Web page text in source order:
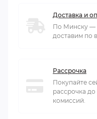
Доставка и
По Минску —
доставим по
Рассрочка
Покупайте
рассрочка до
комиссий.